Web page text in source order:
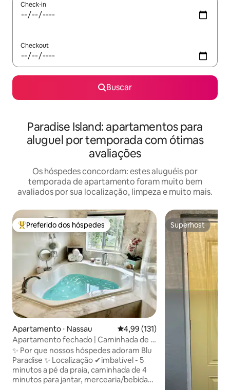
Check-in
Checkout
Buscar
Paradise Island: apartamentos para
aluguel por temporada com ótimas
avaliações
Os hóspedes concordam: estes aluguéis por
temporada de apartamento foram muito bem
avaliados por sua localização, limpeza e muito mais.
Entre os melhores preferidos dos hóspedes
Preferido dos hóspedes
Apartamento ⋅ Nassau 4,99 de uma avaliação média de
4,99 (131)
Apartamento fechado | Caminhada de 5
minutos até a praia|BahaMar| Praia a
cabo
✨ Por que nossos hóspedes adoram Blu
Paradise ✨ Localização ✔imbatível - 5
minutos a pé da praia, caminhada de 4
minutos para jantar, mercearia/bebidas
Superhost
Superhost